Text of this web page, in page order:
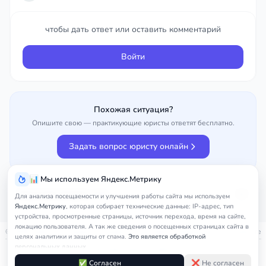
📊 Мы используем Яндекс.Метрику
Для анализа посещаемости и улучшения работы сайта мы используем
Яндекс.Метрику, которая собирает технические данные: IP-адрес, тип
устройства, просмотренные страницы, источник перехода, время на сайте,
локацию пользователя. А так же сведения о посещенных страницах сайта в
целях аналитики и защиты от спама. Это является обработкой
персональных данных.
Подробнее в Согласии на обработку персональных данных
Правилах
✅ Согласен ❌ Не согласен
чтобы дать ответ или оставить комментарий
Войти
Похожая ситуация?
Опишите свою — практикующие юристы ответят бесплатно.
Задать вопрос юристу онлайн
Улучшить вопрос 50%
© 2026nedicom™. Права на товарный знак зарегистрированы в Роспатенте
Политика в отношении персональных данных
Правила обработки cookie